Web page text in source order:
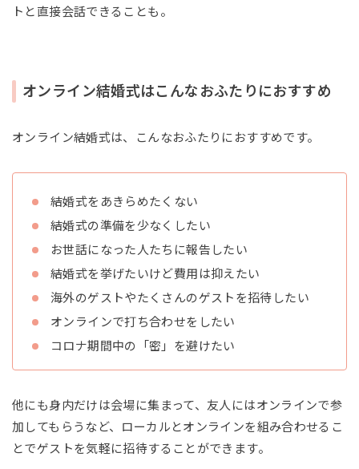
トと直接会話できることも。
オンライン結婚式はこんなおふたりにおすすめ
オンライン結婚式は、こんなおふたりにおすすめです。
結婚式をあきらめたくない
結婚式の準備を少なくしたい
お世話になった人たちに報告したい
結婚式を挙げたいけど費用は抑えたい
海外のゲストやたくさんのゲストを招待したい
オンラインで打ち合わせをしたい
コロナ期間中の「密」を避けたい
他にも身内だけは会場に集まって、友人にはオンラインで参
加してもらうなど、ローカルとオンラインを組み合わせるこ
とでゲストを気軽に招待することができます。